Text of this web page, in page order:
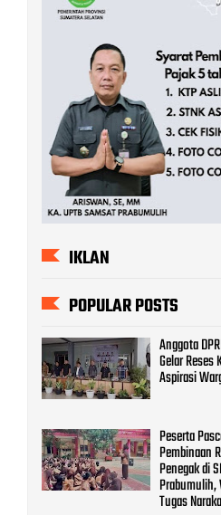
IKLAN
POPULAR POSTS
Anggota
Gelar Reses
Aspirasi
Peserta
Pembinaan
Penegak di
Tugas